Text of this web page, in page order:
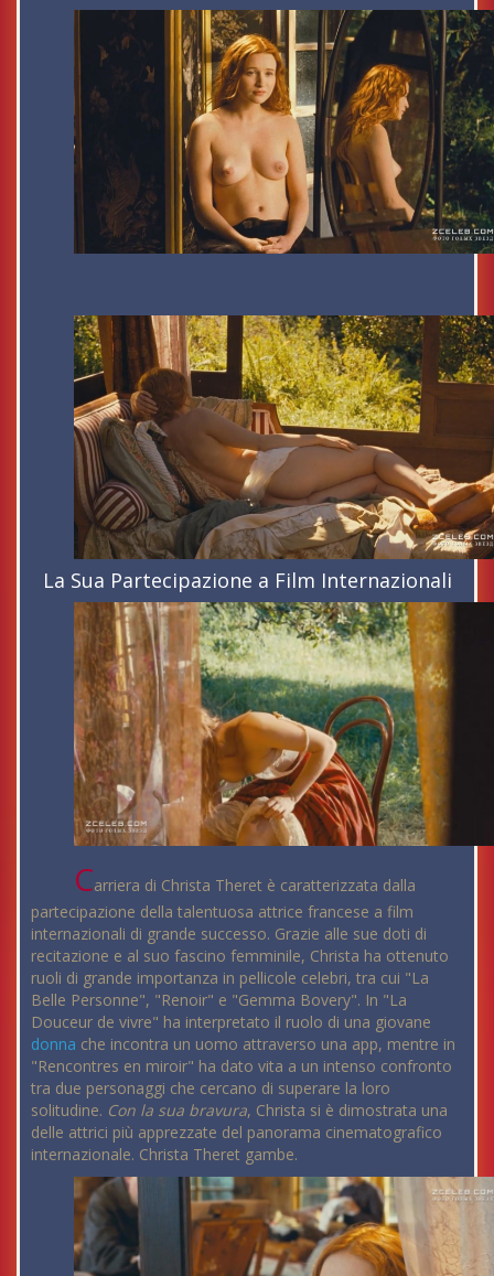
La Sua Partecipazione a Film Internazionali
Carriera di Christa Theret è caratterizzata dalla
partecipazione della talentuosa attrice francese a film
internazionali di grande successo. Grazie alle sue doti di
recitazione e al suo fascino femminile, Christa ha ottenuto
ruoli di grande importanza in pellicole celebri, tra cui "La
Belle Personne", "Renoir" e "Gemma Bovery". In "La
Douceur de vivre" ha interpretato il ruolo di una giovane
donna che incontra un uomo attraverso una app, mentre in
"Rencontres en miroir" ha dato vita a un intenso confronto
tra due personaggi che cercano di superare la loro
solitudine. Con la sua bravura, Christa si è dimostrata una
delle attrici più apprezzate del panorama cinematografico
internazionale. Christa Theret gambe.